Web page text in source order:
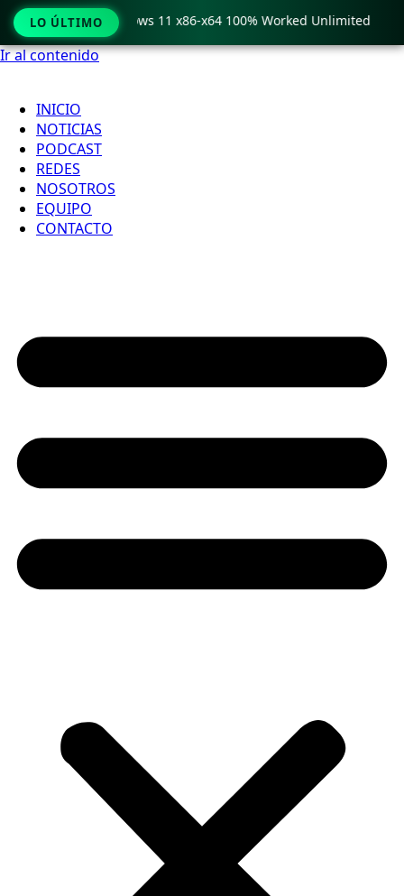
Ir al contenido
INICIO
NOTICIAS
PODCAST
REDES
NOSOTROS
EQUIPO
CONTACTO
LO ÚLTIMO
Crack only Windows 11 x86-x64 100% Worked Unlimited